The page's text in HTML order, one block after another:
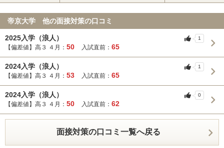
帝京大学 他の面接対策の口コミ
2025入学（浪人）
【偏差値】高３ ４月： 50 入試直前： 65
1
2024入学（浪人）
【偏差値】高３ ４月： 53 入試直前： 65
1
2024入学（浪人）
【偏差値】高３ ４月： 50 入試直前： 62
0
面接対策の口コミ一覧へ戻る